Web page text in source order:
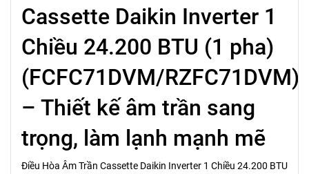
Cassette Daikin Inverter 1
Chiều 24.200 BTU (1 pha)
(FCFC71DVM/RZFC71DVM)
– Thiết kế âm trần sang
trọng, làm lạnh mạnh mẽ
Điều Hòa Âm Trần Cassette Daikin Inverter 1 Chiều 24.200 BTU